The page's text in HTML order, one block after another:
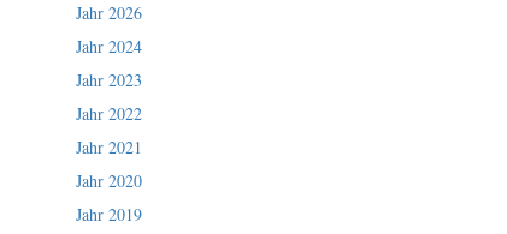
Jahr 2026
Jahr 2024
Jahr 2023
Jahr 2022
Jahr 2021
Jahr 2020
Jahr 2019